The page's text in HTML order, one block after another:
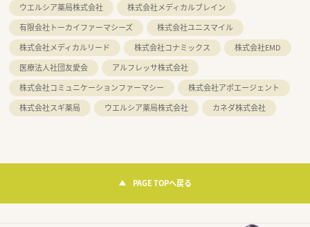
ウエルシア薬局株式会社
株式会社メディカルブレイン
有限会社トーカイファーマシーズ
株式会社ユニスマイル
株式会社メディカルリード
株式会社コナミックス
株式会社EMD
医療法人社団友愛会
アルフレッサ株式会社
株式会社コミュニケーションファーマシー
株式会社アポエージェント
株式会社スギ薬局
ウエルシア薬局株式会社 カネダ株式会社
PAGE TOPへ戻る